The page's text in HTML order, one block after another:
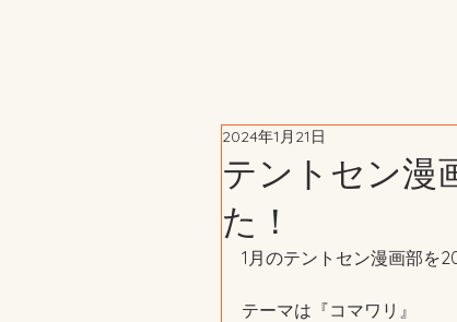
テントセン漫
た！
2024年1月21日
1月のテントセン漫画部を
テーマは『コマワリ』